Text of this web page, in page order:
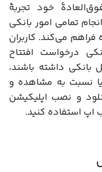
خود تجربۀ
تمامی امور بانکی
فراهم می‌کند. کاربران
درخواست افتتاح
بانکی داشته باشند،
نسبت به مشاهده و
و نصب اپلیکیشن
اپ استفاده کنید.